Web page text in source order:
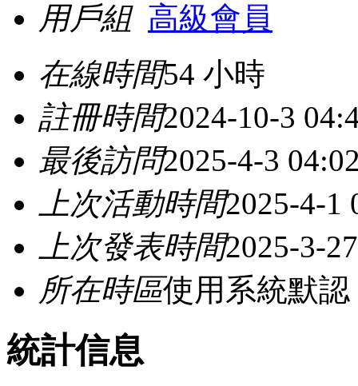
用戶組 高級會員
在線時間54 小時
註冊時間2024-10-3
最後訪問2025-4-3
上次活動時間2025-4-1
上次發表時間2025-3-
所在時區使用系統默認
統計信息